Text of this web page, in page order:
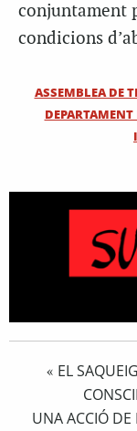
conjuntament
condicions
ASSEMBLEA DE
« EL
UNA ACCIÓ DE